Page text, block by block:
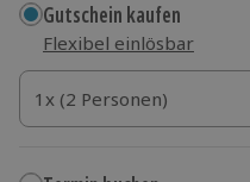
Gutschein kaufen
Flexibel einlösbar
1x (2 Personen)
1x (2 Personen)
1x (2 Personen)